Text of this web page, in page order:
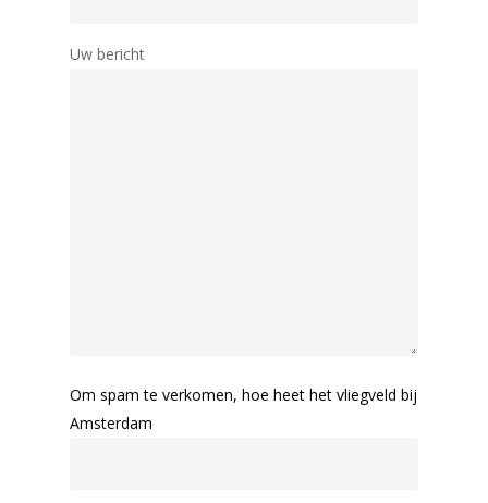
Uw bericht
Om spam te verkomen, hoe heet het vliegveld bij
Amsterdam